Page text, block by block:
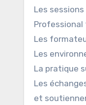
Les
Professional
Les
Les
La pratique
Les
et